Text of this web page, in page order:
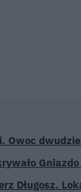
Owoc
Długosz.